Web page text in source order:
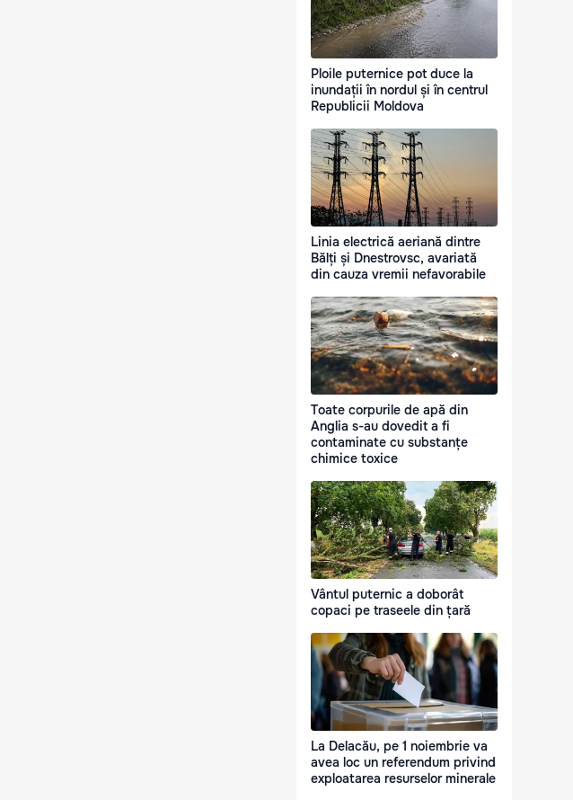
Ploile puternice pot duce la
inundații în nordul și în centrul
Republicii Moldova
Linia electrică aeriană dintre
Bălți și Dnestrovsc, avariată
din cauza vremii nefavorabile
Toate corpurile de apă din
Anglia s-au dovedit a fi
contaminate cu substanțe
chimice toxice
Vântul puternic a doborât
copaci pe traseele din țară
La Delacău, pe 1 noiembrie va
avea loc un referendum privind
exploatarea resurselor minerale